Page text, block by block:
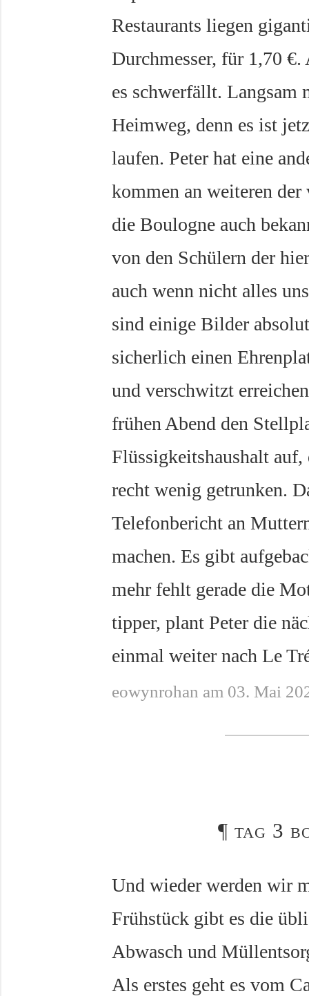
Restaurants liegen
Durchmesser, für 1,70
es schwerfällt. Langsam
Heimweg, denn es ist
laufen. Peter hat eine
kommen an weiteren
die Boulogne auch
von den Schülern der
auch wenn nicht alles
sind einige Bilder
sicherlich einen
und verschwitzt
frühen Abend den
Flüssigkeitshaushalt
recht wenig getrunken.
Telefonbericht an
machen. Es gibt
mehr fehlt gerade die
tipper, plant Peter die
einmal weiter nach Le
eowynrohan am 03. Mai
¶ tag 3
Und wieder werden wir
Frühstück gibt es die
Abwasch und
Als erstes geht es vom